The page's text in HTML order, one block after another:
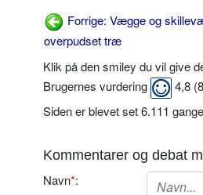
Forrige: Vægge og
overpudset træ
Klik på den smiley du vil give
Brugernes vurdering
4,8 (8
Siden er blevet set 6.111
Kommentarer og debat
Navn*: